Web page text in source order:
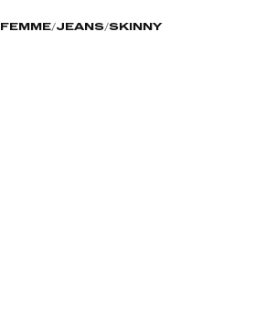
FEMME JEANS SKINNY